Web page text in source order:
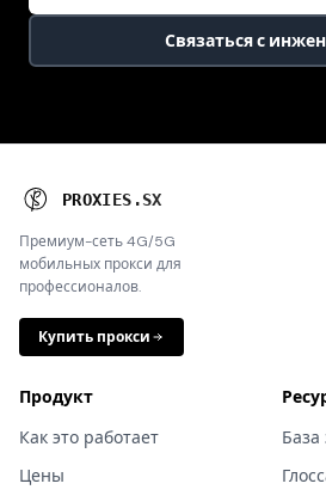
Связаться с
PROXIES .SX
Премиум-сеть 4G/5G
мобильных прокси для
профессионалов.
Купить прокси
Продукт
Как это работает
Цены
База